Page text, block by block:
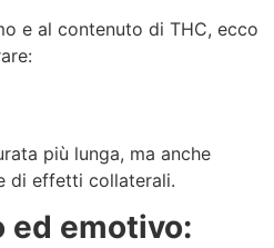
e al contenuto di THC, ecco
più lunga, ma anche
di effetti collaterali.
ed emotivo: